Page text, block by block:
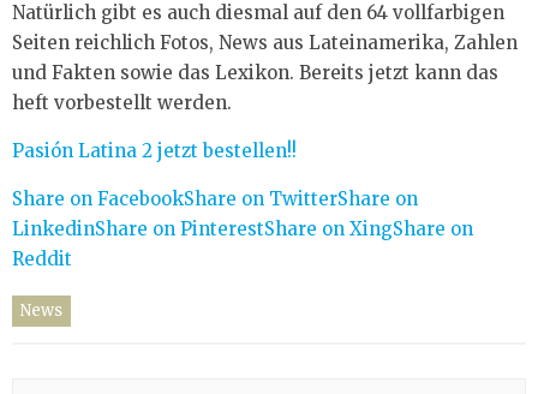
Natürlich gibt es auch diesmal auf den 64 vollfarbigen
Seiten reichlich Fotos, News aus Lateinamerika, Zahlen
und Fakten sowie das Lexikon. Bereits jetzt kann das
heft vorbestellt werden.
Pasión Latina 2 jetzt bestellen!!
Share on FacebookShare on TwitterShare on
LinkedinShare on PinterestShare on XingShare on
Reddit
News